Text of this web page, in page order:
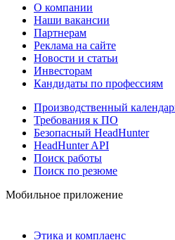
О компании
Наши вакансии
Партнерам
Реклама на сайте
Новости и статьи
Инвесторам
Кандидаты по профессиям
Производственный
Требования к ПО
Безопасный HeadHunter
HeadHunter API
Поиск работы
Поиск по резюме
Мобильное приложение
Этика и комплаенс